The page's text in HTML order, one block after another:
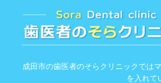
成田市の歯医者のそらクリニックでは
を入れて